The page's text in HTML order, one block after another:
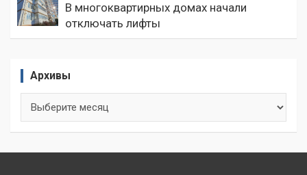
В многоквартирных домах начали
отключать лифты
Архивы